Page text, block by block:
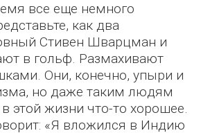
все еще немного
как два
Стивен Шварцман и
в гольф. Размахивают
Они, конечно, упыри и
но даже таким людям
этой жизни что-то хорошее.
«Я вложился в Индию